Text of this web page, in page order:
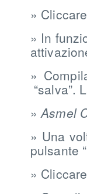
»
» In
»
“salva”.
» Asmel
» Una
pulsante
»